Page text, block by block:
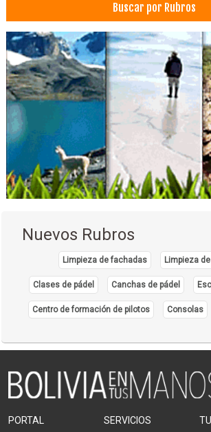
Buscar por Rubros
Nuevos Rubros
Limpieza de fachadas Limpieza
Clases de pádel Canchas de pádel
Centro de formación de pilotos Consolas
PORTAL SERVICIOS